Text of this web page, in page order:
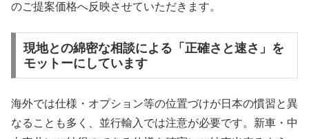
のご提案価格へ反映させていただきます。
現地との綿密な相談による「正確さと速さ」を
モットーにしています
海外では仕様・オプション等の位置づけが日本の慣習と異
なることも多く、並行輸入では注意が必要です。新車・中